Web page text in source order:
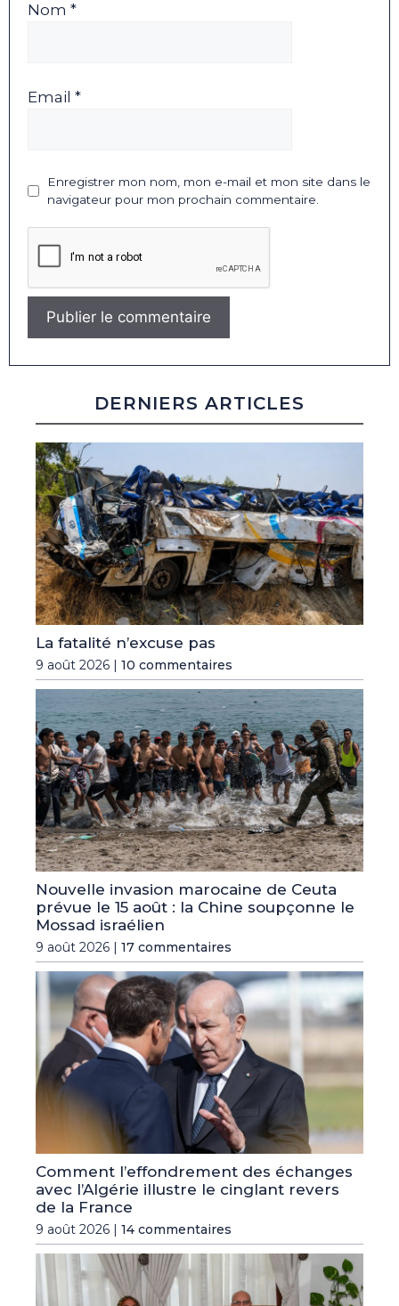
Nom *
Email *
Enregistrer mon nom, mon e-mail et mon site dans le
navigateur pour mon prochain commentaire.
DERNIERS ARTICLES
La fatalité n’excuse pas
9 août 2026 | 10 commentaires
Nouvelle invasion marocaine de Ceuta
prévue le 15 août : la Chine soupçonne le
Mossad israélien
9 août 2026 | 17 commentaires
Comment l’effondrement des échanges
avec l’Algérie illustre le cinglant revers
de la France
9 août 2026 | 14 commentaires